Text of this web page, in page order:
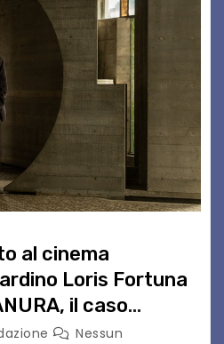
al cinema
Loris Fortuna
il caso
dell’anno!
Nessun